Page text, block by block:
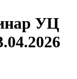
УЦ